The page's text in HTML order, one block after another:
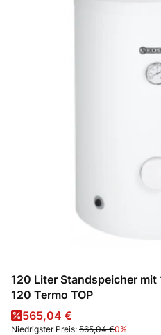
120 Liter Standspeicher mit
120 Termo TOP
Aktionspreis
565,04 €
Niedrigster Preis: 565,04 €0%